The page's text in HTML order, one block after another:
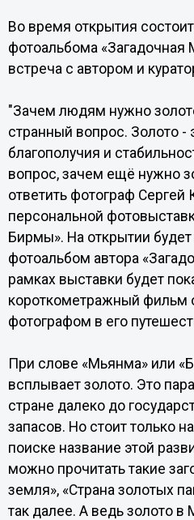
Во время открытия
фотоальбома «Загадочная
встреча с автором и
"Зачем людям нужно
странный вопрос. Золото -
благополучия и
вопрос, зачем ещё нужно
ответить фотограф Сергей
персональной
Бирмы». На открытии
фотоальбом автора
рамках выставки будет
короткометражный фильм
фотографом в его
При слове «Мьянма» или
всплывает золото. Это
стране далеко до
запасов. Но стоит только
поиске название этой
можно прочитать такие
земля», «Страна золотых
так далее. А ведь золото